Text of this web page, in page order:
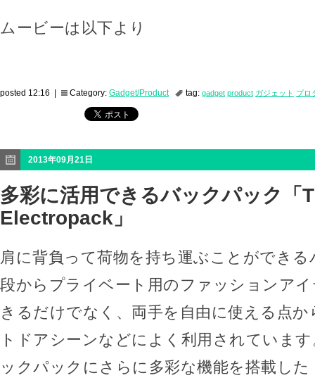
ムービーは以下より
posted 12:16 | Category: Gadget/Product tag: gadget product ガジェット プロ
2013年09月21日
多彩に活用できるバックパック「
Electropack」
肩に背負って荷物を持ち運ぶことができ
段からプライベート用のファッションア
きるだけでなく、両手を自由に使える点
トドアシーンなどによく利用されていま
ックパックにさらに多彩な機能を搭載した